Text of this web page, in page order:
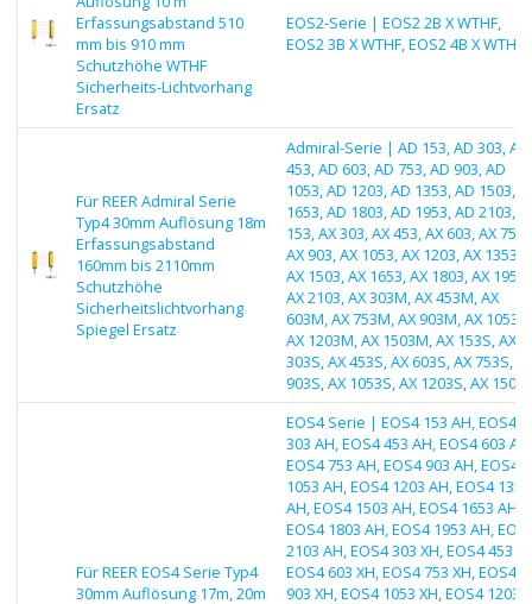
Erfassungsabstand 510
mm bis 910 mm
Schutzhöhe WTHF
Sicherheits-Lichtvorhang
Ersatz
EOS2-Serie | EOS2 2B X WTHF,
EOS2 3B X WTHF, EOS2 4B X WTHF
Für REER Admiral Serie
Typ4 30mm Auflösung 18m
Erfassungsabstand
160mm bis 2110mm
Schutzhöhe
Sicherheitslichtvorhang
Spiegel Ersatz
Admiral-Serie | AD 153, AD 303, AD
453, AD 603, AD 753, AD 903, AD
1053, AD 1203, AD 1353, AD 1503,
1653, AD 1803, AD 1953, AD 2103,
153, AX 303, AX 453, AX 603, AX 753,
AX 903, AX 1053, AX 1203, AX 1353,
AX 1503, AX 1653, AX 1803, AX 1953,
AX 2103, AX 303M, AX 453M, AX
603M, AX 753M, AX 903M, AX
AX 1203M, AX 1503M, AX 153S, AX
303S, AX 453S, AX 603S, AX 753S,
903S, AX 1053S, AX 1203S, AX
Für REER EOS4 Serie Typ4
30mm Auflösung 17m, 20m
EOS4 Serie | EOS4 153 AH, EOS4
303 AH, EOS4 453 AH, EOS4 603 AH,
EOS4 753 AH, EOS4 903 AH, EOS4
1053 AH, EOS4 1203 AH, EOS4 1353
AH, EOS4 1503 AH, EOS4 1653 AH,
EOS4 1803 AH, EOS4 1953 AH,
2103 AH, EOS4 303 XH, EOS4 453
EOS4 603 XH, EOS4 753 XH, EOS4
903 XH, EOS4 1053 XH, EOS4 1203